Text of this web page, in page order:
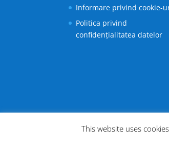
Informare privind cookie-
Politica privind
confidențialitatea datelor
Creat deElegant Themes|
This website uses